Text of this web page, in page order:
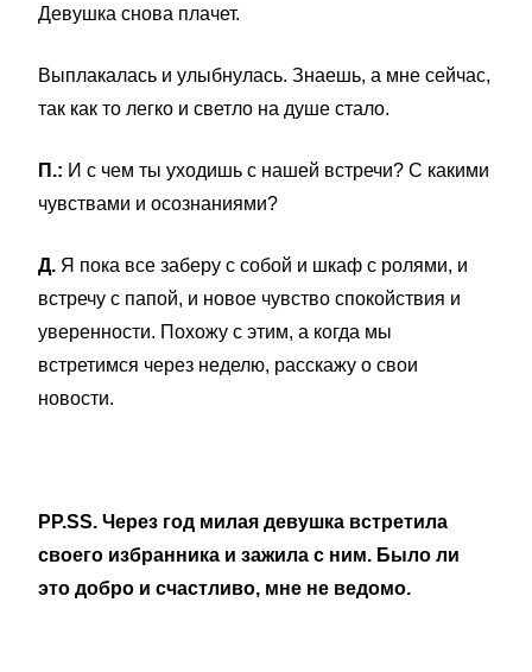
Девушка снова плачет.
Выплакалась и улыбнулась. Знаешь, а мне сейчас,
так как то легко и светло на душе стало.
П.: И с чем ты уходишь с нашей встречи? С какими
чувствами и осознаниями?
Д. Я пока все заберу с собой и шкаф с ролями, и
встречу с папой, и новое чувство спокойствия и
уверенности. Похожу с этим, а когда мы
встретимся через неделю, расскажу о свои
новости.
PP.SS. Через год милая девушка встретила
своего избранника и зажила с ним. Было ли
это добро и счастливо, мне не ведомо.